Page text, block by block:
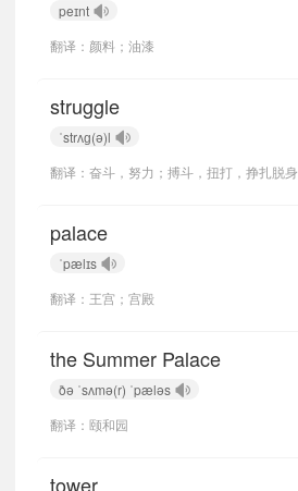
peɪnt
翻译：颜料；油漆
struggle
ˈstrʌɡ(ə)l
翻译：奋斗，努力；搏斗，扭打，挣扎脱身
palace
ˈpælɪs
翻译：王宫；宫殿
the Summer Palace
ðə ˈsʌmə(r) ˈpæləs
翻译：颐和园
tower